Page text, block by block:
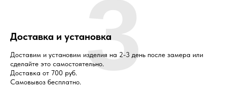
Доставка и установка
Доставим и установим изделия на 2-3 день после замера или
сделайте это самостоятельно.
Доставка от 700 руб.
Самовывоз бесплатно. 3